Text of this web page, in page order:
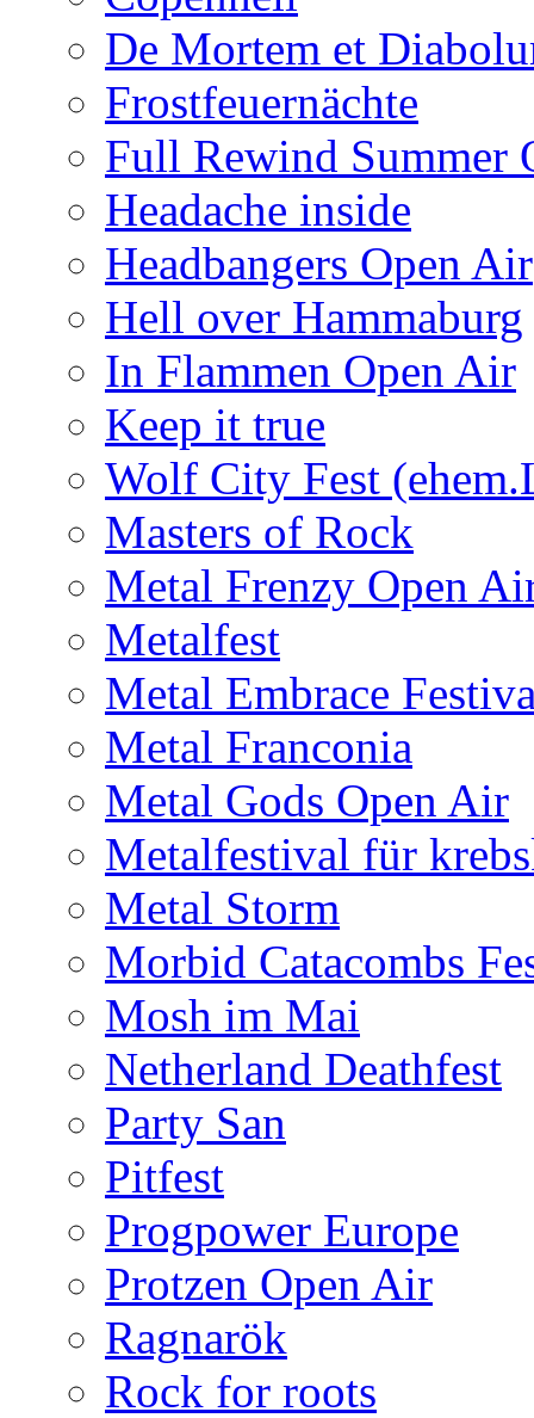
De Mortem et
Frostfeuernächte
Full Rewind Summer
Headache inside
Headbangers Open Air
Hell over Hammaburg
In Flammen Open Air
Keep it true
Wolf City Fest
Masters of Rock
Metal Frenzy Open
Metalfest
Metal Embrace
Metal Franconia
Metal Gods Open Air
Metalfestival für
Metal Storm
Morbid Catacombs
Mosh im Mai
Netherland Deathfest
Party San
Pitfest
Progpower Europe
Protzen Open Air
Ragnarök
Rock for roots